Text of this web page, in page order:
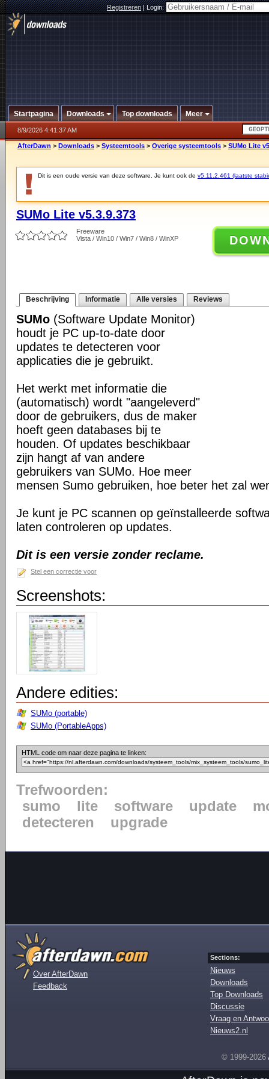
Registreren|Login:
Startpagina Downloads Top downloads Meer
8/9/2026 4:41:37 AM
AfterDawn > Downloads > Systeemtools > Overige systeemtools > SUMo Lite
Dit is een oude versie van deze software. Je kunt ook de v5.11.2.461 (laatste
SUMo Lite v5.3.9.373
Freeware
Vista / Win10 / Win7 / Win8 / WinXP
Beschrijving Informatie Alle versies Reviews
SUMo (Software Update Monitor)
houdt je PC up-to-date door
updates te detecteren voor
applicaties die je gebruikt.
Het werkt met informatie die
(automatisch) wordt "aangeleverd"
door de gebruikers, dus de maker
hoeft geen databases bij te
houden. Of updates beschikbaar
zijn hangt af van andere
gebruikers van SUMo. Hoe meer
mensen Sumo gebruiken, hoe beter het zal
Je kunt je PC scannen op geïnstalleerde
laten controleren op updates.
Dit is een versie zonder reclame.
Stel een correctie voor
Screenshots:
Andere edities:
SUMo (portable)
SUMo (PortableApps)
HTML code om naar deze pagina te linken:
Trefwoorden:
sumo
lite software update
detecteren
upgrade
Over AfterDawn
Feedback
Sections:
Nieuws
Downloads
Top Downloads
Discussie
Vraag en
Nieuws2.nl
© 1999-2026